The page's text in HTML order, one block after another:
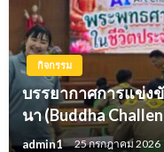
กิจกรรม
บรรยากาศการแข่ง
นา (Buddha
admin1 25 กรกฎาคม 2026